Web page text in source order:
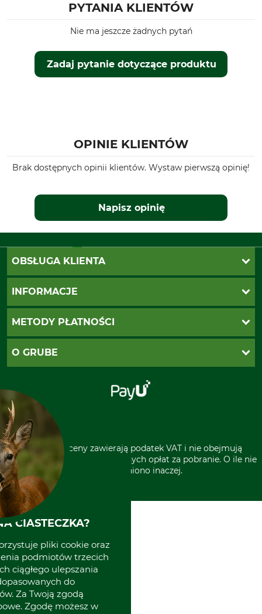
PYTANIA KLIENTÓW
Zadaj pytanie dotyczące produktu
Nie ma jeszcze żadnych pytań
OPINIE KLIENTÓW
Brak dostępnych opinii klientów. Wystaw pierwszą opinię!
Napisz opinię
OBSŁUGA KLIENTA
Katalogi Grube
Ustawienia plików cookie
INFORMACJE
Koszty dostawy
Odstąpienie od zamówienia
METODY PŁATNOŚCI
PayU
O GRUBE
Kontakt
Grube w Europie
* Wszystkie ceny zawierają podatek VAT i nie obejmują
kosztów wysyłki lub ewentualnych opłat za pobranie. O ile nie
wyszczególniono inaczej.
CIASTECZKA?
pliki cookie oraz
podmiotów trzecich
ciągłego ulepszania
do
Za Twoją zgodą
Zgodę możesz w